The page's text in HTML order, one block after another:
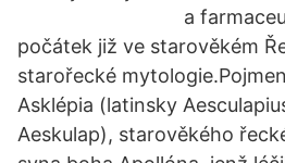
a
počátek již ve starověkém
starořecké
Asklépia (latinsky
Aeskulap), starověkého